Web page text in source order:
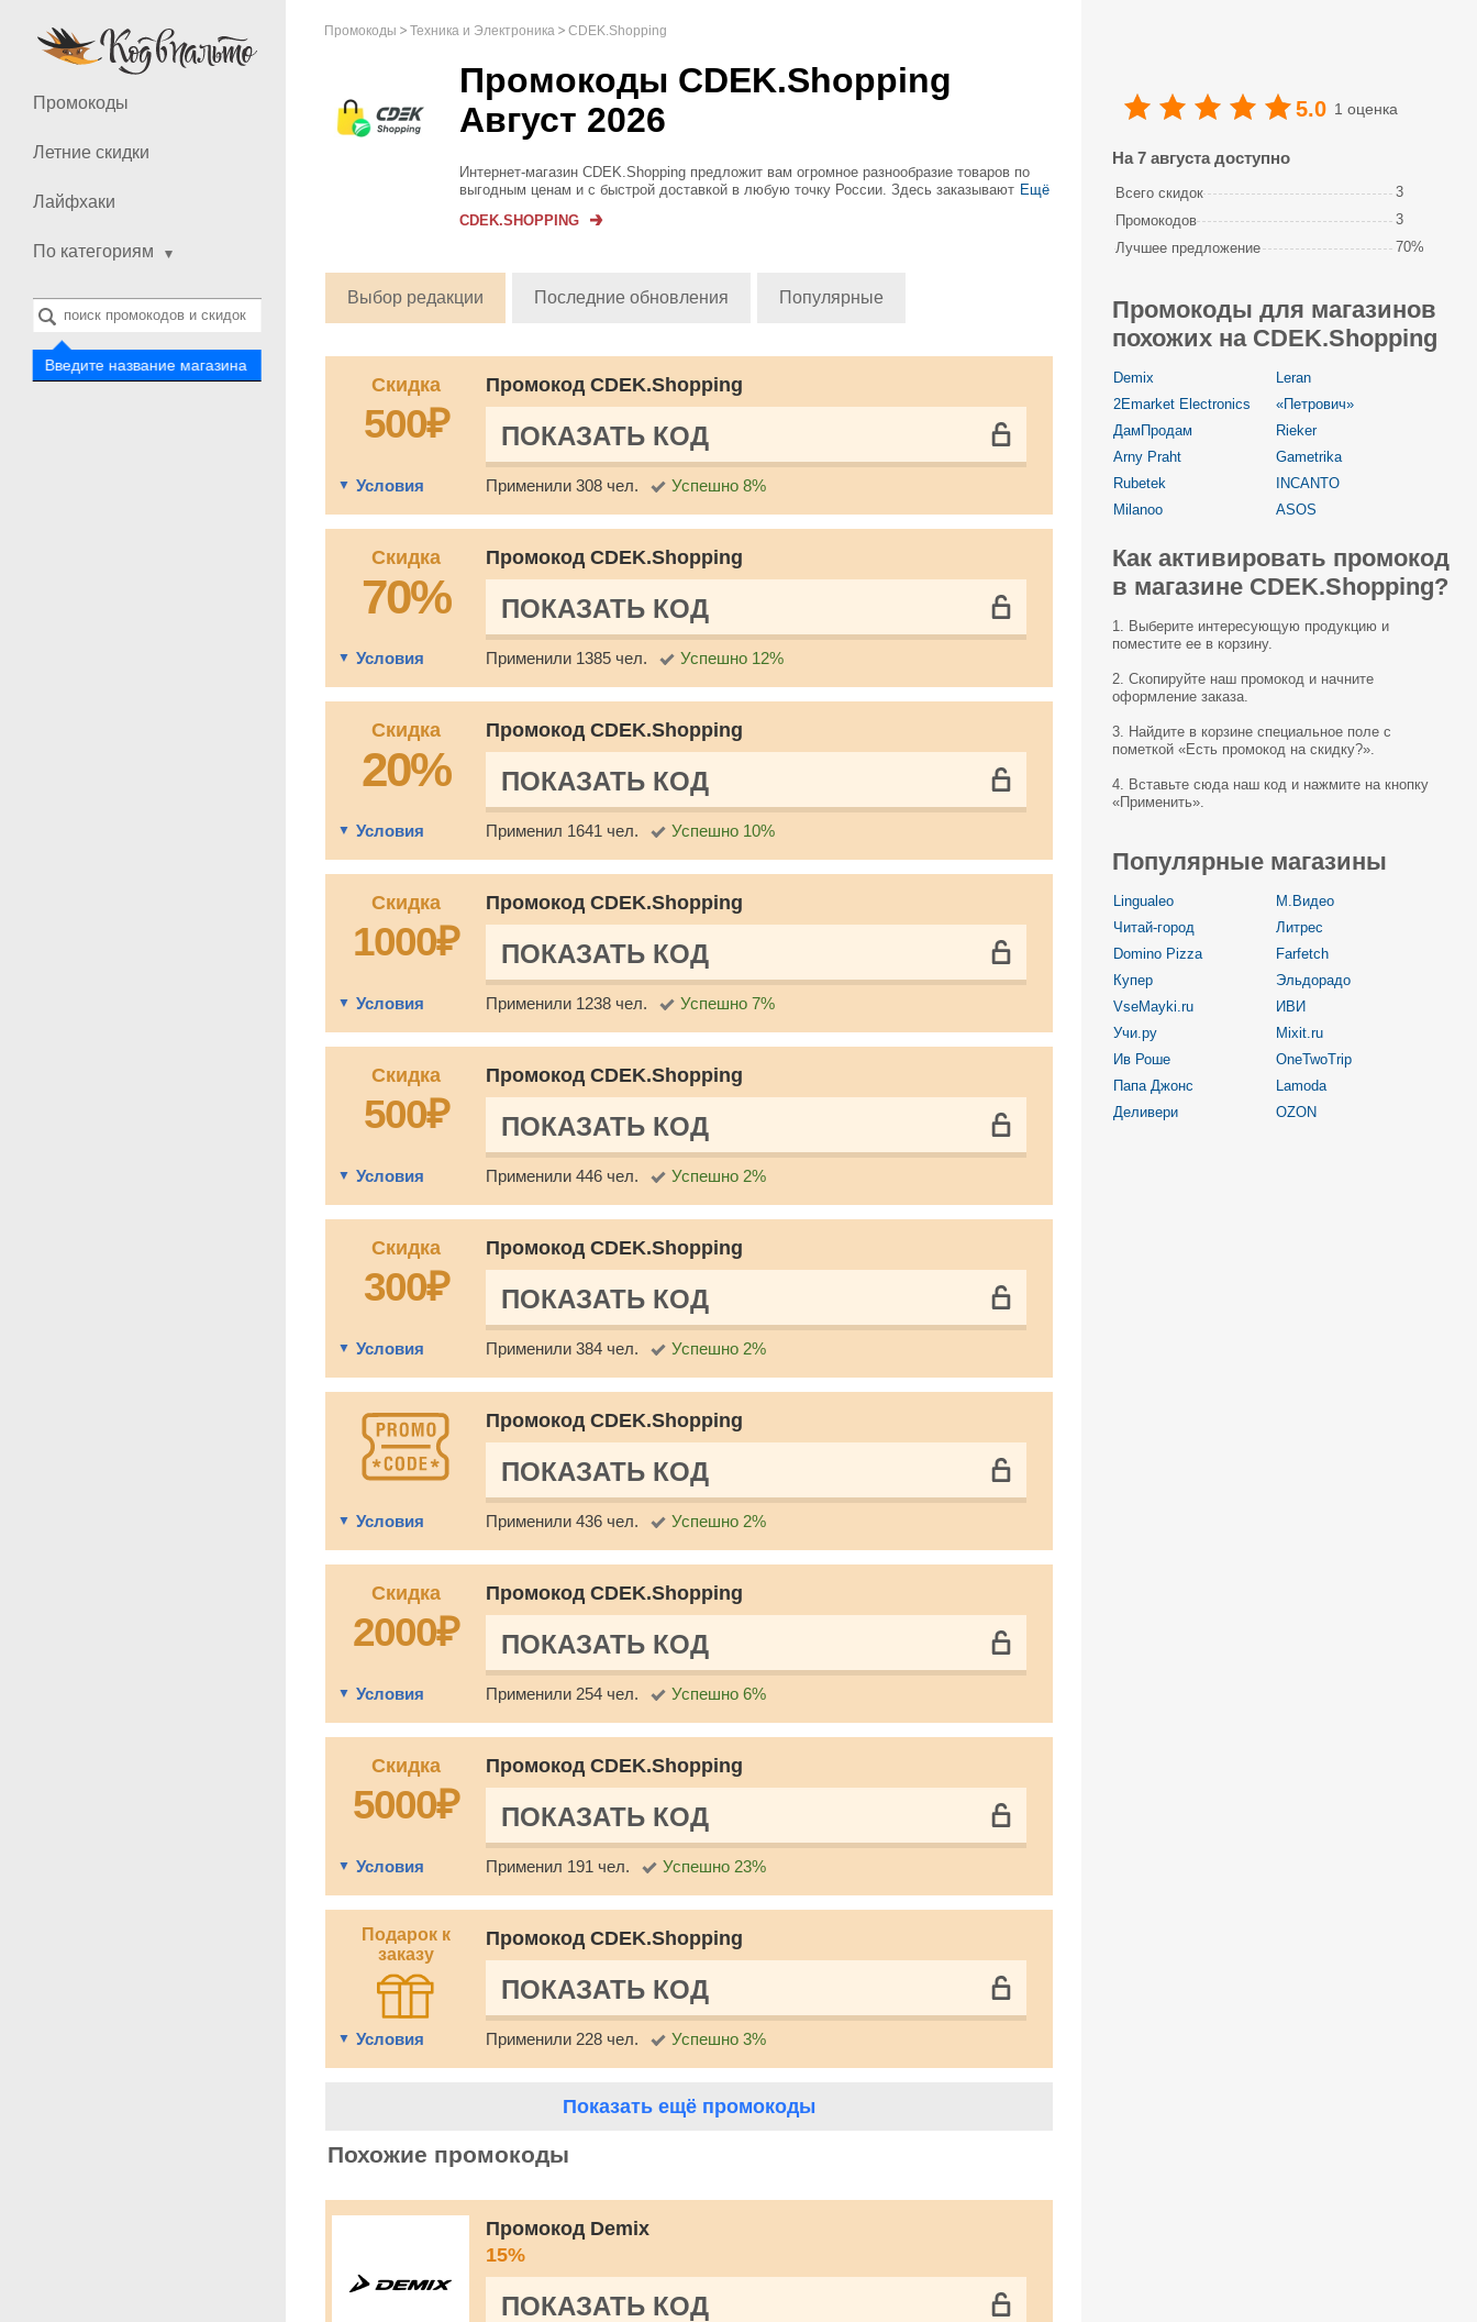
Промокоды
Летние скидки
Лайфхаки
По категориям
Введите название магазина
Промокоды Техника и Электроника CDEK.Shopping
Промокоды CDEK.Shopping
Август 2026
Интернет-магазин СDEK.Shopping предложит вам огромное разнообразие товаров по
выгодным ценам и с быстрой доставкой в любую точку России. Здесь заказывают
принадлежности ...
Ещё
CDEK.SHOPPING
Выбор редакции Последние обновления Популярные
Скидка
500₽
Промокод CDEK.Shopping
ПОКАЗАТЬ КОД
Условия Применили 308 чел. Успешно 8%
Скидка
70%
Промокод CDEK.Shopping
ПОКАЗАТЬ КОД
Условия Применили 1385 чел. Успешно 12%
Скидка
20%
Промокод CDEK.Shopping
ПОКАЗАТЬ КОД
Условия Применил 1641 чел. Успешно 10%
Скидка
1000₽
Промокод CDEK.Shopping
ПОКАЗАТЬ КОД
Условия Применили 1238 чел. Успешно 7%
Скидка
500₽
Промокод CDEK.Shopping
ПОКАЗАТЬ КОД
Условия Применили 446 чел. Успешно 2%
Скидка
300₽
Промокод CDEK.Shopping
ПОКАЗАТЬ КОД
Условия Применили 384 чел. Успешно 2%
Промокод CDEK.Shopping
ПОКАЗАТЬ КОД
Условия Применили 436 чел. Успешно 2%
Скидка
2000₽
Промокод CDEK.Shopping
ПОКАЗАТЬ КОД
Условия Применили 254 чел. Успешно 6%
Скидка
5000₽
Промокод CDEK.Shopping
ПОКАЗАТЬ КОД
Условия Применил 191 чел. Успешно 23%
Подарок к
заказу
Промокод CDEK.Shopping
ПОКАЗАТЬ КОД
Условия Применили 228 чел. Успешно 3%
Показать ещё промокоды
Похожие промокоды
Промокод Demix
15%
ПОКАЗАТЬ КОД
5.0 1 оценка
На 7 августа доступно
Всего скидок
3
Промокодов
3
Лучшее предложение
70%
Промокоды для магазинов
похожих на CDEK.Shopping
Demix
Leran
2Emarket Electronics
«Петрович»
ДамПродам
Rieker
Arny Praht
Gametrika
Rubetek
INCANTO
Milanoo
ASOS
Как активировать промокод
в магазине СDEK.Shopping?
1. Выберите интересующую продукцию и
поместите ее в корзину.
2. Скопируйте наш промокод и начните
оформление заказа.
3. Найдите в корзине специальное поле с
пометкой «Есть промокод на скидку?».
4. Вставьте сюда наш код и нажмите на кнопку
«Применить».
Популярные магазины
Lingualeo
М.Видео
Читай-город
Литрес
Domino Pizza
Farfetch
Купер
Эльдорадо
VseMayki.ru
ИВИ
Учи.ру
Mixit.ru
Ив Роше
OneTwoTrip
Папа Джонс
Lamoda
Деливери
OZON